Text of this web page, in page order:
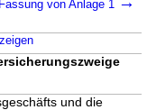
von Anlage 1
und die